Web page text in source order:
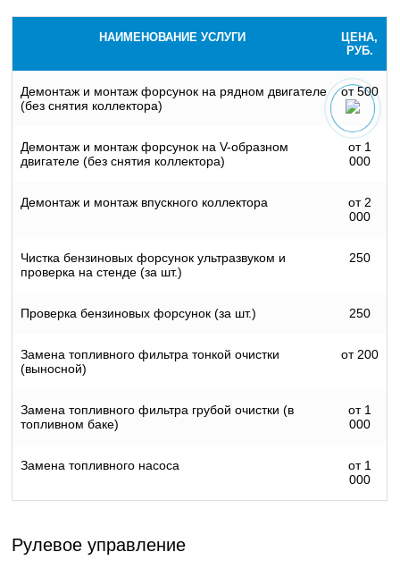
НАИМЕНОВАНИЕ УСЛУГИ
ЦЕНА,
РУБ.
Демонтаж и монтаж форсунок на рядном двигателе
(без снятия коллектора)
от 500
Демонтаж и монтаж форсунок на V-образном
двигателе (без снятия коллектора)
от 1
000
Демонтаж и монтаж впускного коллектора
от 2
000
Чистка бензиновых форсунок ультразвуком и
проверка на стенде (за шт.)
250
Проверка бензиновых форсунок (за шт.) 250
Замена топливного фильтра тонкой очистки
(выносной)
от 200
Замена топливного фильтра грубой очистки (в
топливном баке)
от 1
000
Замена топливного насоса
от 1
000
Рулевое управление